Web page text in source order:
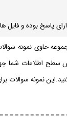
پاسخ بوده و فایل
مجموعه حاوی نمونه
سطح اطلاعات
نمونه